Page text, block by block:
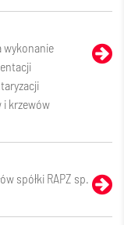
wykonanie
i krzewów
spółki RAPZ sp.